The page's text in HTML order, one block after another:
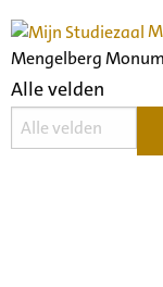
Mengelberg
Alle velden